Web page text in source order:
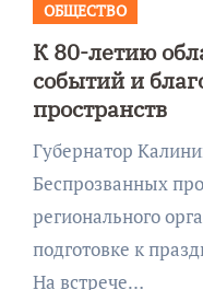
ОБЩЕСТВО
К 80-летию
событий и
пространств
Губернатор Калининградской области Алексей
Беспрозванных
регионального
подготовке к
На встрече…